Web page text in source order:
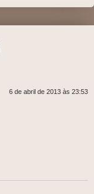
6 de abril de 2013 às 23:53